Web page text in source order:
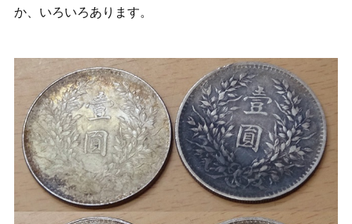
か、いろいろあります。